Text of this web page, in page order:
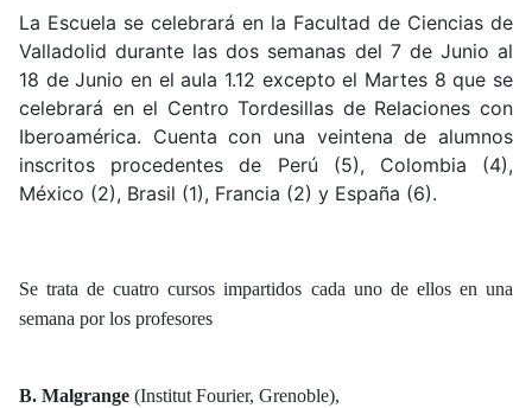
La Escuela se celebrará en la Facultad de Ciencias de
Valladolid durante las dos semanas del 7 de Junio al
18 de Junio en el aula 1.12 excepto el Martes 8 que se
celebrará en el Centro Tordesillas de Relaciones con
Iberoamérica. Cuenta con una veintena de alumnos
inscritos procedentes de Perú (5), Colombia (4),
México (2), Brasil (1), Francia (2) y España (6).
Se trata de cuatro cursos impartidos cada uno de ellos en una
semana por los profesores
B. Malgrange (Institut Fourier, Grenoble),